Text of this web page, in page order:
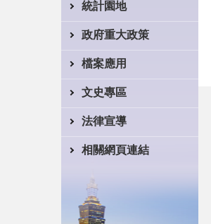
統計園地
政府重大政策
檔案應用
文史專區
法律宣導
相關網頁連結